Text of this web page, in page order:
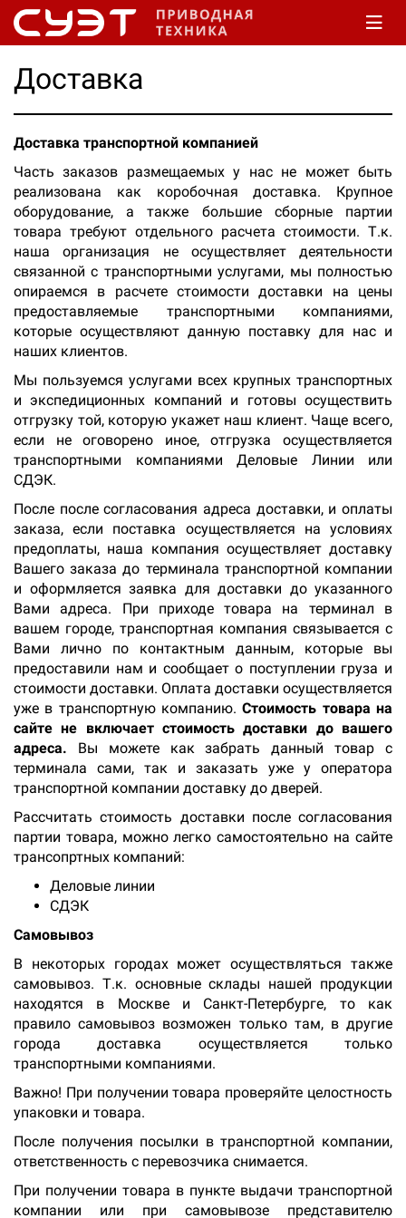
Доставка
Доставка транспортной компанией
Часть заказов размещаемых у нас не может быть
реализована как коробочная доставка. Крупное
оборудование, а также большие сборные партии
товара требуют отдельного расчета стоимости. Т.к.
наша организация не осуществляет деятельности
связанной с транспортными услугами, мы полностью
опираемся в расчете стоимости доставки на цены
предоставляемые транспортными компаниями,
которые осуществляют данную поставку для нас и
наших клиентов.
Мы пользуемся услугами всех крупных транспортных
и экспедиционных компаний и готовы осуществить
отгрузку той, которую укажет наш клиент. Чаще всего,
если не оговорено иное, отгрузка осуществляется
транспортными компаниями Деловые Линии или
СДЭК.
После после согласования адреса доставки, и оплаты
заказа, если поставка осуществляется на условиях
предоплаты, наша компания осуществляет доставку
Вашего заказа до терминала транспортной компании
и оформляется заявка для доставки до указанного
Вами адреса. При приходе товара на терминал в
вашем городе, транспортная компания связывается с
Вами лично по контактным данным, которые вы
предоставили нам и сообщает о поступлении груза и
стоимости доставки. Оплата доставки осуществляется
уже в транспортную компанию.Стоимость товара на
сайте не включает стоимость доставки до вашего
адреса. Вы можете как забрать данный товар с
терминала сами, так и заказать уже у оператора
транспортной компании доставку до дверей.
Рассчитать стоимость доставки после согласования
партии товара, можно легко самостоятельно на сайте
трансопртных компаний:
Деловые линии
СДЭК
Самовывоз
В некоторых городах может осуществляться также
самовывоз. Т.к. основные склады нашей продукции
находятся в Москве и Санкт-Петербурге, то как
правило самовывоз возможен только там, в другие
города доставка осуществляется только
транспортными компаниями.
Важно! При получении товара проверяйте целостность
упаковки и товара.
После получения посылки в транспортной компании,
ответственность с перевозчика снимается.
При получении товара в пункте выдачи транспортной
компании или при самовывозе представителю